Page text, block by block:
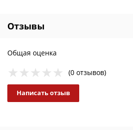
Отзывы
Общая оценка
(0 отзывов)
Написать отзыв